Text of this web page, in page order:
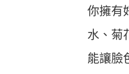
你擁有
水、菊
能讓臉